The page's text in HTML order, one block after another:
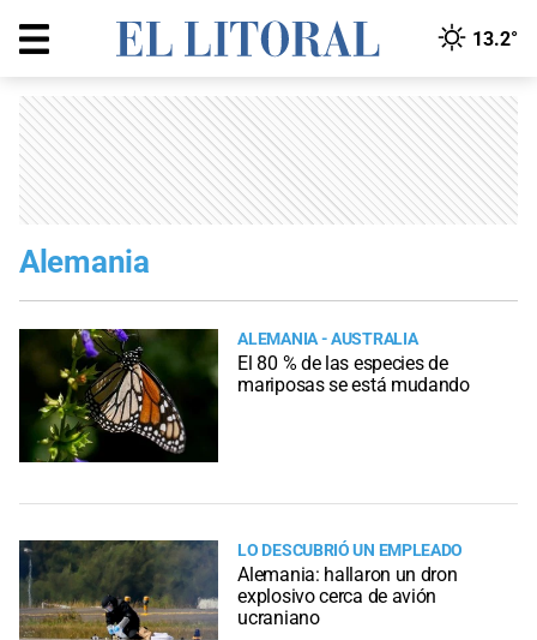
13.2°
Alemania
ALEMANIA - AUSTRALIA
El 80 % de las especies de
mariposas se está mudando
LO DESCUBRIÓ UN EMPLEADO
Alemania: hallaron un dron
explosivo cerca de avión
ucraniano